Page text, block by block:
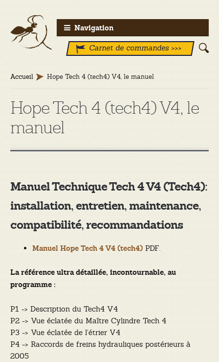
Aller
à
Aller
au
contenu
Navigation
Carnet de commandes >>>
Accueil Hope Tech 4 (tech4) V4, le manuel
Hope Tech 4 (tech4) V4, le
manuel
Manuel Technique Tech 4 V4 (Tech4):
installation, entretien, maintenance,
compatibilité, recommandations
Manuel Hope Tech 4 V4 (tech4)PDF.
La référence ultra détaillée, incontournable, au
programme :
P1 -> Description du Tech4 V4
P2 -> Vue éclatée du Maître Cylindre Tech 4
P3 -> Vue éclatée de l’étrier V4
P4 -> Raccords de freins hydrauliques postérieurs à
2005